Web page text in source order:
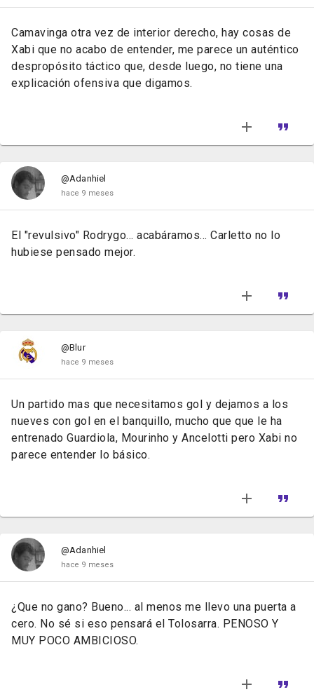
Camavinga otra vez de interior derecho, hay cosas de
Xabi que no acabo de entender, me parece un auténtico
despropósito táctico que, desde luego, no tiene una
explicación ofensiva que digamos.
@Adanhiel
hace 9 meses
El "revulsivo" Rodrygo... acabáramos... Carletto no lo
hubiese pensado mejor.
@Blur
hace 9 meses
Un partido mas que necesitamos gol y dejamos a los
nueves con gol en el banquillo, mucho que que le ha
entrenado Guardiola, Mourinho y Ancelotti pero Xabi no
parece entender lo básico.
@Adanhiel
hace 9 meses
¿Que no gano? Bueno... al menos me llevo una puerta a
cero. No sé si eso pensará el Tolosarra. PENOSO Y
MUY POCO AMBICIOSO.